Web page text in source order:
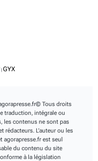
| GYX
Tous droits
traduction, intégrale ou
les contenus ne sont pas
rédacteurs. L’auteur ou les
agorapresse.fr est seul
du contenu du site
à la législation